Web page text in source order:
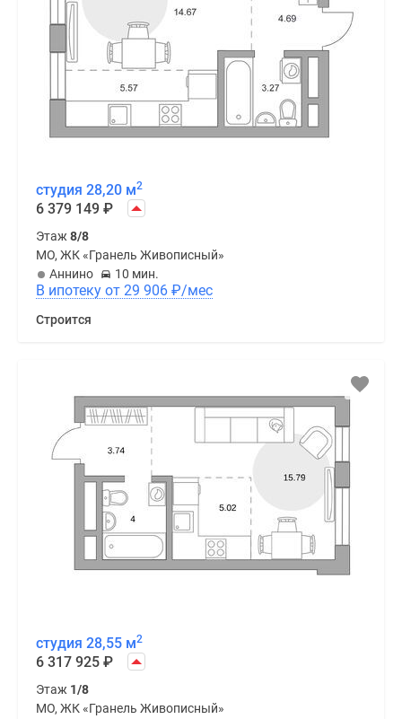
студия 28,20 м2
6 379 149 ₽
Этаж8/8
МО, ЖК «Гранель Живописный»
Аннино
10 мин.
В ипотеку от 29 906 ₽/мес
Строится
студия 28,55 м2
6 317 925 ₽
Этаж 1/8
МО, ЖК «Гранель Живописный»